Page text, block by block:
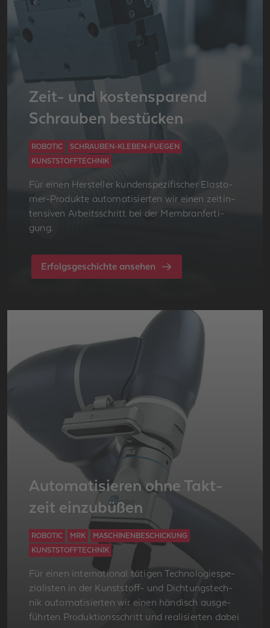
Zeit- und kos­ten­spa­rend
Schrau­ben be­stü­cken
ROBOTIC
SCHRAUBEN-KLEBEN-FUEGEN
KUNSTSTOFFTECHNIK
Für einen Her­stel­ler kun­den­spe­zi­fi­scher Elas­to­
mer-Pro­duk­te au­to­ma­ti­sier­ten wir einen zeit­in­
ten­si­ven Ar­beits­schritt bei der Mem­bran­fer­ti­
gung.
Erfolgsgeschichte ansehen
Au­to­ma­ti­sie­ren ohne Takt­
zeit ein­zu­bü­ßen
ROBOTIC MRK
MASCHINENBESCHICKUNG
KUNSTSTOFFTECHNIK
Für einen in­ter­na­tio­nal tä­ti­gen Tech­no­lo­gie­spe­
zia­lis­ten in der Kunst­stoff- und Dich­tungs­tech­
nik au­to­ma­ti­sier­ten wir einen hän­disch aus­ge­
führ­ten Pro­duk­ti­ons­schritt und rea­li­sier­ten dabei